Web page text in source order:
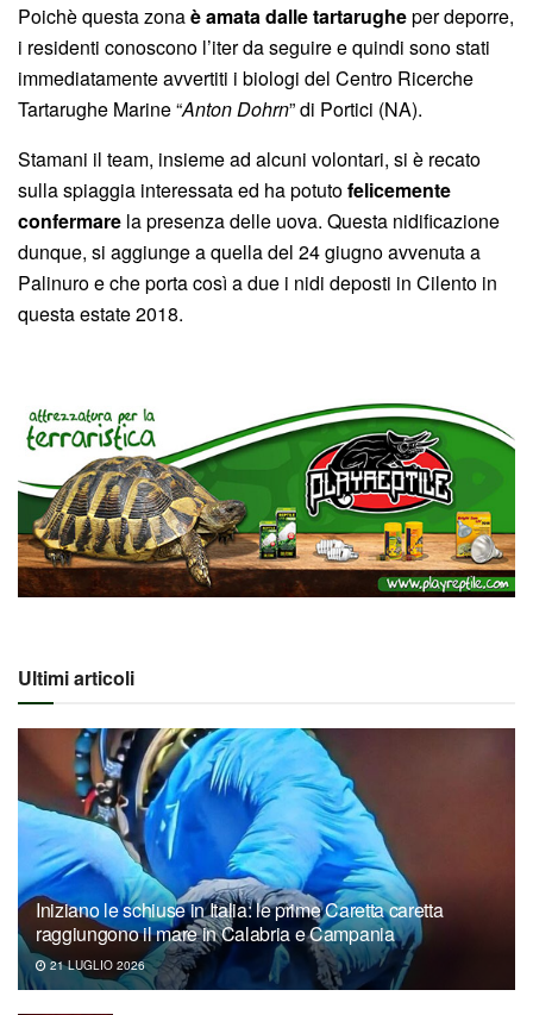
Poichè questa zonaè amata dalle tartarugheper deporre,
i residenti conoscono l’iter da seguire e quindi sono stati
immediatamente avvertiti i biologi del Centro Ricerche
Tartarughe Marine “Anton Dohrn” di Portici (NA).
Stamani il team, insieme ad alcuni volontari, si è recato
sulla spiaggia interessata ed ha potutofelicemente
confermare la presenza delle uova. Questa nidificazione
dunque, si aggiunge a quella del 24 giugno avvenuta a
Palinuro e che porta così a due i nidi deposti in Cilento in
questa estate 2018.
Ultimi articoli
Iniziano le schiuse in Italia: le prime Caretta caretta
raggiungono il mare in Calabria e Campania
21 LUGLIO 2026